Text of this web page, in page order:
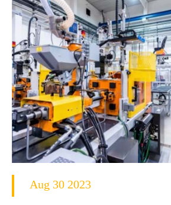
Aug 30 2023